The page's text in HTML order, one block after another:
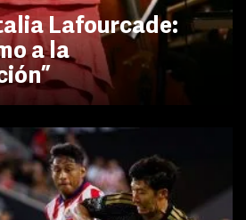
Lafourcade:
a la